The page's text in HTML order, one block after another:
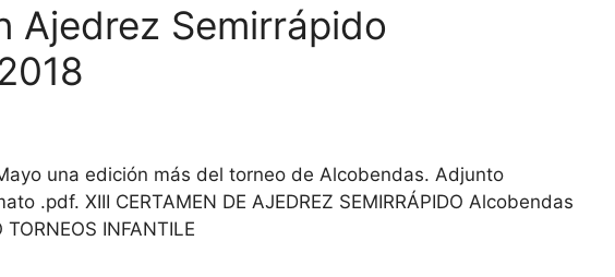
Ajedrez Semirrápido
una edición más del torneo de Alcobendas. Adjunto
.pdf. XIII CERTAMEN DE AJEDREZ SEMIRRÁPIDO Alcobendas
INFANTILE